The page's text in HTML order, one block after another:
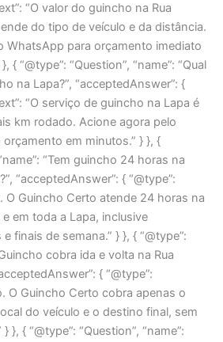
“O valor do guincho na Rua
do tipo de veículo e da distância.
WhatsApp para orçamento imediato
{ “@type”: “Question”, “name”: “Qual
na Lapa?”, “acceptedAnswer”: {
“O serviço de guincho na Lapa é
km rodado. Acione agora pelo
em minutos.” } }, {
“Tem guincho 24 horas na
“acceptedAnswer”: { “@type”:
O Guincho Certo atende 24 horas na
em toda a Lapa, inclusive
finais de semana.” } }, { “@type”:
cobra ida e volta na Rua
{ “@type”:
O Guincho Certo cobra apenas o
do veículo e o destino final, sem
}, { “@type”: “Question”, “name”: